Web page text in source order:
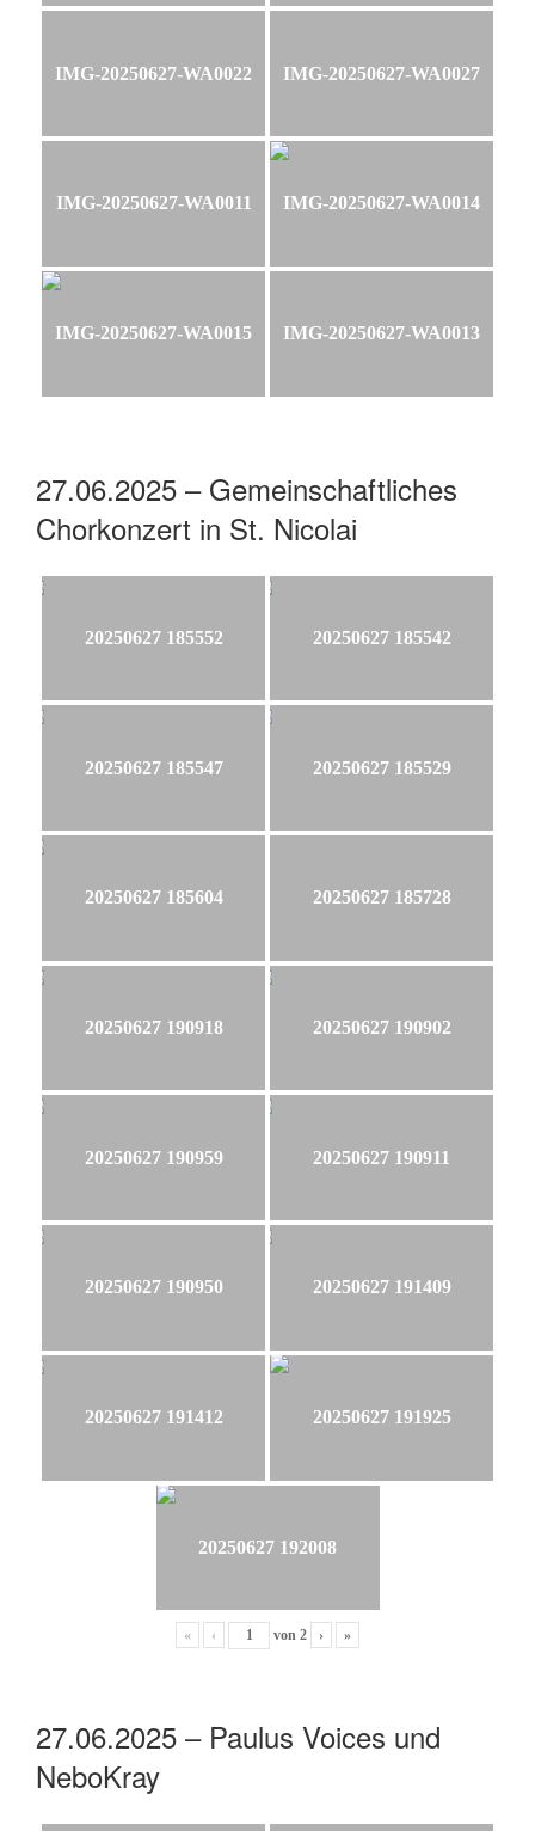
IMG-20250627-WA0022 IMG-20250627-WA0027
IMG-20250627-WA0011 IMG-20250627-WA0014
IMG-20250627-WA0015 IMG-20250627-WA0013
27.06.2025 – Gemeinschaftliches
Chorkonzert in St. Nicolai
20250627 185552 20250627 185542
20250627 185547 20250627 185529
20250627 185604 20250627 185728
20250627 190918 20250627 190902
20250627 190959 20250627 190911
20250627 190950 20250627 191409
20250627 191412 20250627 191925
20250627 192008
« ‹ von 2 › »
27.06.2025 – Paulus Voices und
NeboKray